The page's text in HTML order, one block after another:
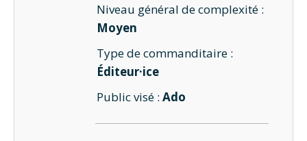
Niveau général de complexité :
Moyen
Type de commanditaire :
Éditeur·ice
Public visé :Ado